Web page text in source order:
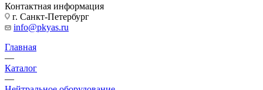
Контактная информация
г. Санкт-Петербург
info@pkyas.ru
Главная
—
Каталог
—